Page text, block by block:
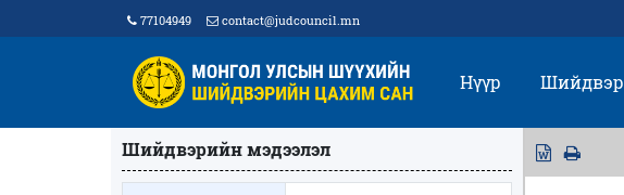
77104949 contact@judcouncil.mn
Нүүр Шийдвэр
Шийдвэрийн мэдээлэл